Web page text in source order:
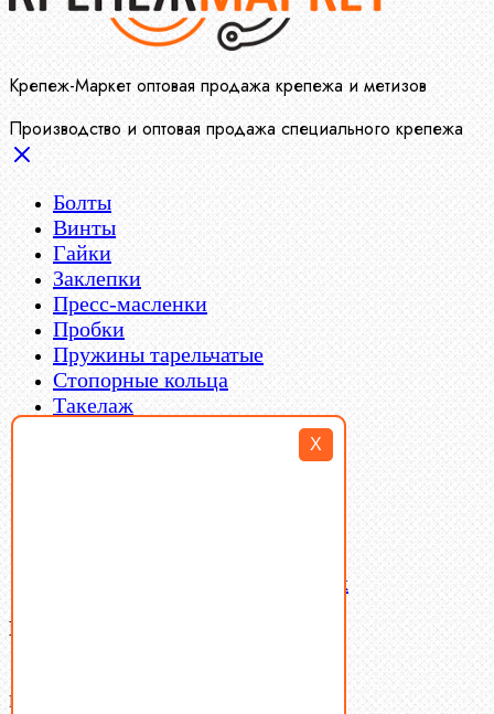
X
Крепеж-Маркет оптовая продажа крепежа и метизов
Производство и оптовая продажа специального крепежа
Болты
Винты
Гайки
Заклепки
Пресс-масленки
Пробки
Пружины тарельчатые
Стопорные кольца
Такелаж
Латунный и бронзовый крепеж
Ваша корзина
В корзине нет товаров.